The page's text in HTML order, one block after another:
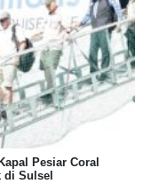
Pesiar Coral
di Sulsel